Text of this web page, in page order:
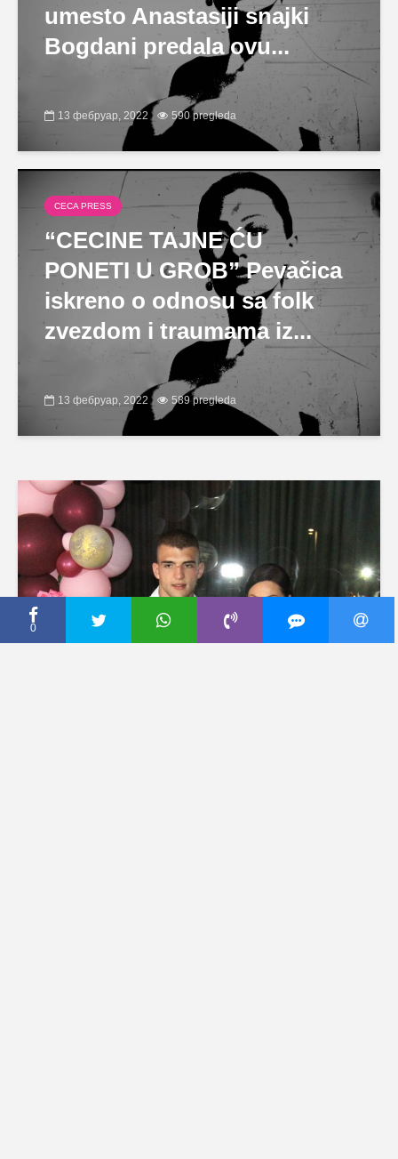
umesto Anastasiji snajki
Bogdani predala ovu...
13 фебруар, 2022 590 pregleda
CECA PRESS
“CECINE TAJNE ĆU
PONETI U GROB” Pevačica
iskreno o odnosu sa folk
zvezdom i traumama iz...
13 фебруар, 2022 589 pregleda
0